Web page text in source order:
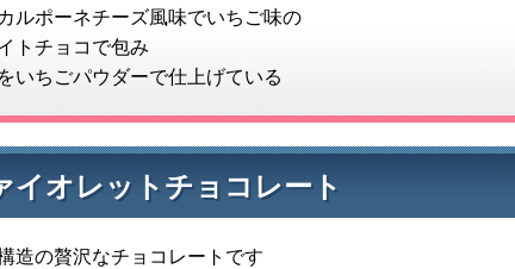
ルポーネチーズ風味でいちご味の
トチョコで包み
いちごパウダーで仕上げている
イオレットチョコレート
造の贅沢なチョコレートです